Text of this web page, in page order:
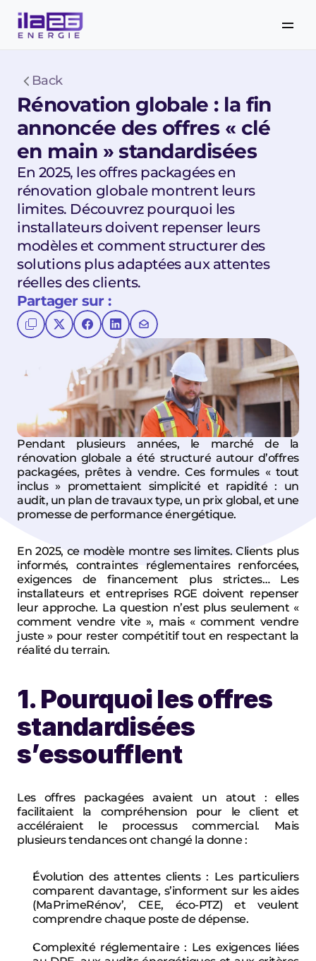
Back
Rénovation globale : la fin
annoncée des offres « clé
en main » standardisées
En 2025, les offres packagées en
rénovation globale montrent leurs
limites. Découvrez pourquoi les
installateurs doivent repenser leurs
modèles et comment structurer des
solutions plus adaptées aux attentes
réelles des clients.
Partager sur :
Pendant plusieurs années, le marché de la
rénovation globale a été structuré autour d’offres
packagées, prêtes à vendre. Ces formules « tout
inclus » promettaient simplicité et rapidité : un
audit, un plan de travaux type, un prix global, et une
promesse de performance énergétique.
En 2025, ce modèle montre ses limites. Clients plus
informés, contraintes réglementaires renforcées,
exigences de financement plus strictes… Les
installateurs et entreprises RGE doivent repenser
leur approche. La question n’est plus seulement «
comment vendre vite », mais « comment vendre
juste » pour rester compétitif tout en respectant la
réalité du terrain.
1. Pourquoi les offres
standardisées
s’essoufflent
Les offres packagées avaient un atout : elles
facilitaient la compréhension pour le client et
accéléraient le processus commercial. Mais
plusieurs tendances ont changé la donne :
Évolution des attentes clients : Les particuliers
comparent davantage, s’informent sur les aides
(MaPrimeRénov’, CEE, éco-PTZ) et veulent
comprendre chaque poste de dépense.
Complexité réglementaire : Les exigences liées